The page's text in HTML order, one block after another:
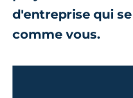
d'entreprise qui
comme vous.